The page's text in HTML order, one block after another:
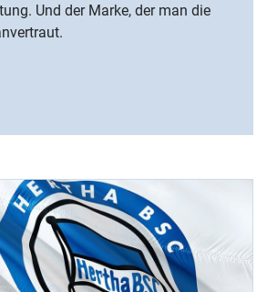
Und der Marke, der man die